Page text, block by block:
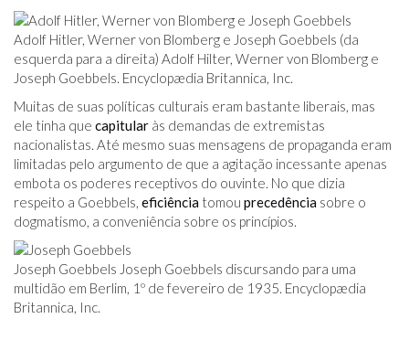
Adolf Hitler, Werner von Blomberg e Joseph Goebbels (da
esquerda para a direita) Adolf Hilter, Werner von Blomberg e
Joseph Goebbels. Encyclopædia Britannica, Inc.
Muitas de suas políticas culturais eram bastante liberais, mas
ele tinha que capitular às demandas de extremistas
nacionalistas. Até mesmo suas mensagens de propaganda eram
limitadas pelo argumento de que a agitação incessante apenas
embota os poderes receptivos do ouvinte. No que dizia
respeito a Goebbels, eficiência tomou precedência sobre o
dogmatismo, a conveniência sobre os princípios.
Joseph Goebbels Joseph Goebbels discursando para uma
multidão em Berlim, 1º de fevereiro de 1935. Encyclopædia
Britannica, Inc.